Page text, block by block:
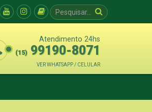
Atendimento 24hs
(15) 99190-8071
VER WHATSAPP / CELULAR